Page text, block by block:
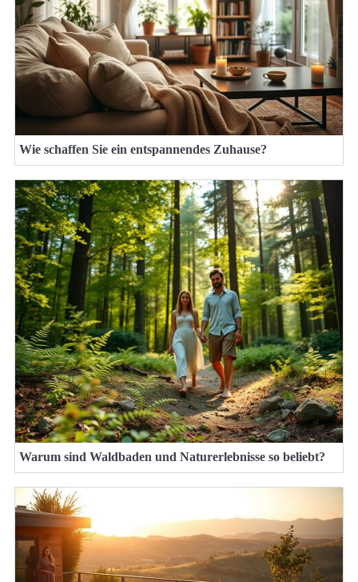
Wie schaffen Sie ein entspannendes Zuhause?
Warum sind Waldbaden und Naturerlebnisse so beliebt?